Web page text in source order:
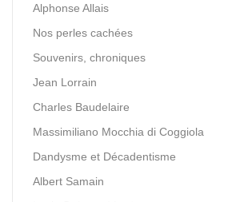
Alphonse Allais
Nos perles cachées
Souvenirs, chroniques
Jean Lorrain
Charles Baudelaire
Massimiliano Mocchia di Coggiola
Dandysme et Décadentisme
Albert Samain